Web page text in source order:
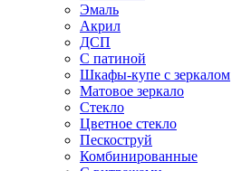
Эмаль
Акрил
ДСП
С патиной
Шкафы-купе с зеркалом
Матовое зеркало
Стекло
Цветное стекло
Пескоструй
Комбинированные